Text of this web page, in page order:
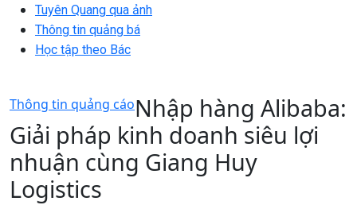
Tuyên Quang qua ảnh
Thông tin quảng bá
Học tập theo Bác
Thông tin quảng cáoNhập hàng Alibaba:
Giải pháp kinh doanh siêu lợi
nhuận cùng Giang Huy
Logistics